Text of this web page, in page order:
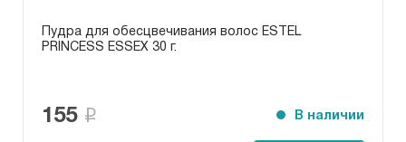
Пудра для обесцвечивания волос ESTEL
PRINCESS ESSEX 30 г.
155 В наличии